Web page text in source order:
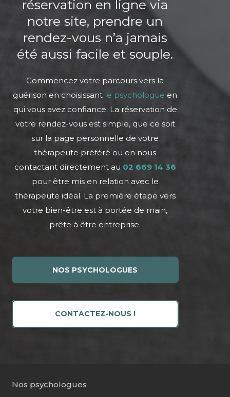
réservation en ligne via
notre site, prendre un
rendez-vous n’a jamais
été aussi facile et souple.
Commencez votre parcours vers la
guérison en choisissant le psychologue en
qui vous avez confiance. La réservation de
votre rendez-vous est simple, que ce soit
sur la page personnelle de votre
thérapeute préféré ou en nous
contactant directement au 02 669 14 36
pour être mis en relation avec le
thérapeute idéal. La première étape vers
votre bien-être est à portée de main,
prête à être entreprise.
NOS PSYCHOLOGUES
CONTACTEZ-NOUS !
Nos psychologues